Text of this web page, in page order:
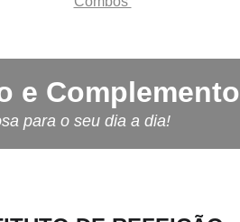
e Complemento
para o seu dia a dia!